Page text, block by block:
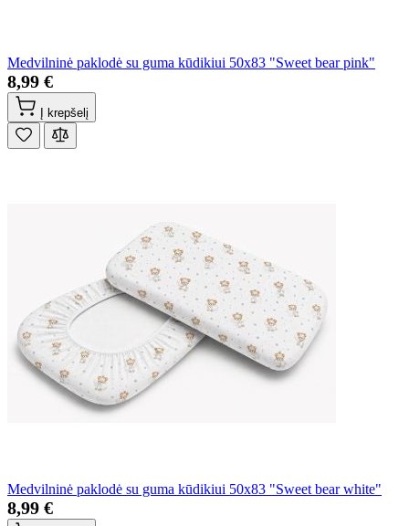
Medvilninė paklodė su guma kūdikiui 50x83 "Sweet bear pink"
8,99 €
Į krepšelį
Medvilninė paklodė su guma kūdikiui 50x83 "Sweet bear white"
8,99 €